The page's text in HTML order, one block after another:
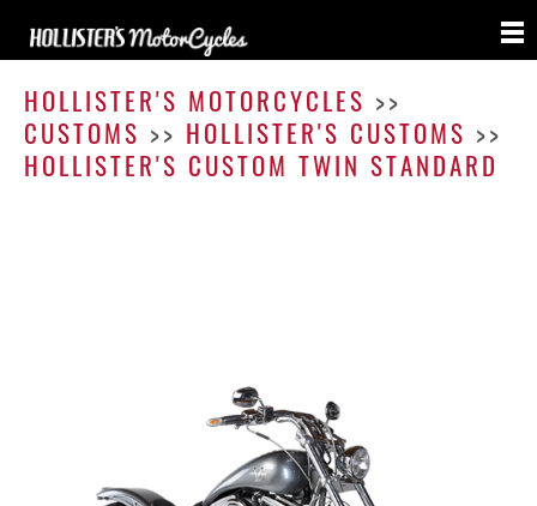
Twin
HOLLISTER'S MOTORCYCLES >>
CUSTOMS >> HOLLISTER'S CUSTOMS >>
HOLLISTER'S CUSTOM TWIN STANDARD